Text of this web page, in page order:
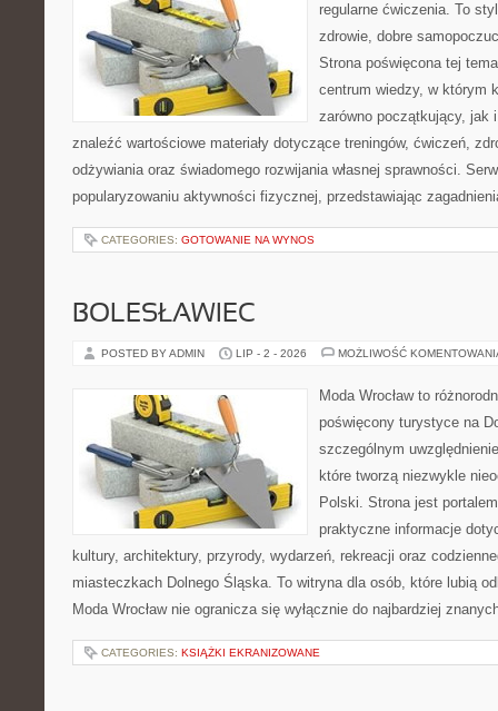
regularne ćwiczenia. To
zdrowie, dobre
Strona poświęcona tej
centrum wiedzy, w którym
zarówno początkujący, jak
znaleźć wartościowe materiały dotyczące treningów, ćwiczeń,
odżywiania oraz świadomego rozwijania własnej sprawności.
popularyzowaniu aktywności fizycznej, przedstawiając
CATEGORIES: GOTOWANIE NA WYNOS
BOLESŁAWIEC
POSTED BY ADMIN LIP - 2 - 2026 MOŻLIWOŚĆ
Moda Wrocław to
poświęcony turystyce na
szczególnym
które tworzą niezwykle
Polski. Strona jest
praktyczne informacje
kultury, architektury, przyrody, wydarzeń, rekreacji oraz
miasteczkach Dolnego Śląska. To witryna dla osób, które lubią
Moda Wrocław nie ogranicza się wyłącznie do najbardziej
CATEGORIES: KSIĄŻKI EKRANIZOWANE